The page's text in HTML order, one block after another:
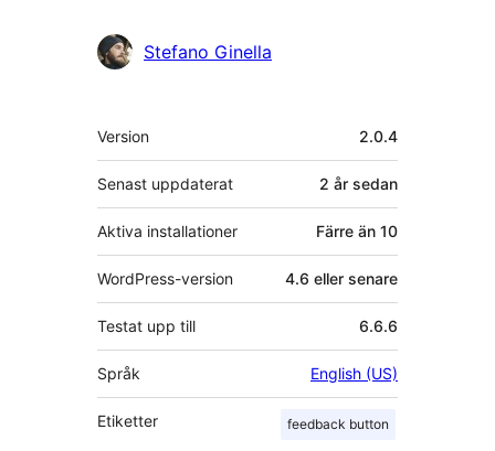
Stefano Ginella
Meta
Version 2.0.4
Senast uppdaterat 2 år sedan
Aktiva installationer Färre än 10
WordPress-version 4.6 eller senare
Testat upp till 6.6.6
Språk English (US)
Etiketter feedback button